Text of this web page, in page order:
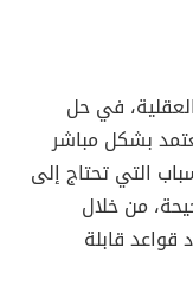
في حل
بشكل مباشر
التي تحتاج إلى
من خلال
قواعد قابلة